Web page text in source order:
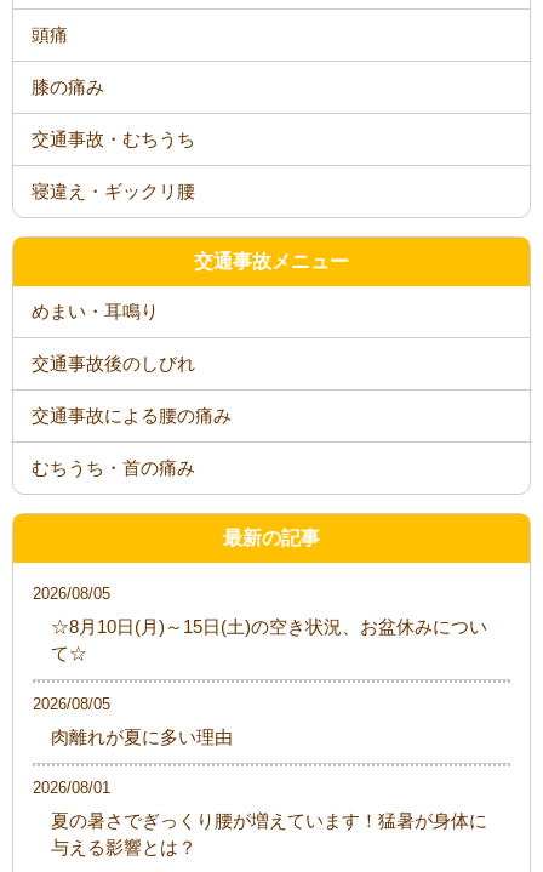
頭痛
膝の痛み
交通事故・むちうち
寝違え・ギックリ腰
交通事故メニュー
めまい・耳鳴り
交通事故後のしびれ
交通事故による腰の痛み
むちうち・首の痛み
最新の記事
☆8月10日(月)～15日(土)の空き状況、お盆休みについ
て☆
2026/08/05
肉離れが夏に多い理由
2026/08/05
夏の暑さでぎっくり腰が増えています！猛暑が身体に
与える影響とは？
2026/08/01